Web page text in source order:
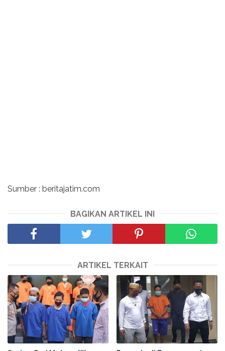
Sumber : beritajatim.com
BAGIKAN ARTIKEL INI
ARTIKEL TERKAIT